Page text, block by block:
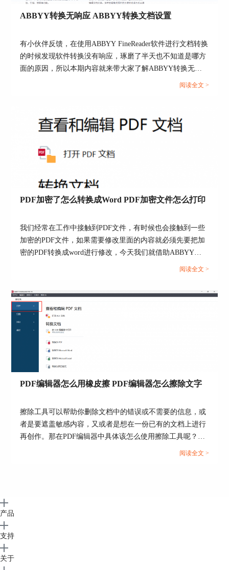
入的是部分书中截图 。
图6：打开图片
上的文字进行识别，如下图所示，右半部分是文本
编辑器，可对识别出来的文字内容进行编辑。
图7：文字识别
3.如果导入的文件内容不清晰，就会出现上图
编辑，确保文本内容的正确性。
图8：文字修改
入文件名称并导入至指定位置即可。
ABBYY转换无响应 ABBYY转换文档设置
有小伙伴反馈，在使用ABBYY FineReader软件进行文档转换
的时候发现软件转换没有响应，琢磨了半天也不知道是哪方
面的原因，所以本期内容就来带大家了解ABBYY转换无响
应，ABBYY转换文档设置的相关操作方法。帮助大家更好
阅读全文 >
PDF加密了怎么转换成Word PDF加密文件怎么打印
我们经常在工作中接触到PDF文件，有时候也会接触到一些
加密的PDF文件，如果需要修改里面的内容就必须先要把加
密的PDF转换成word进行修改，今天我们就借助ABBYY
FineReader PDF软件来为大家说一下PDF加密了怎么转换成
阅读全文 >
PDF编辑器怎么用橡皮擦 PDF编辑器怎么擦除文字
擦除工具可以帮助你删除文档中的错误或不需要的信息，或
者是要遮盖敏感内容，又或者是想在一份已有的文档上进行
再创作。那在PDF编辑器中具体该怎么使用擦除工具呢？下
面一起来了解pdf编辑器怎么用橡皮擦，pdf编辑器怎么擦除
阅读全文 >
产品
支持
关于